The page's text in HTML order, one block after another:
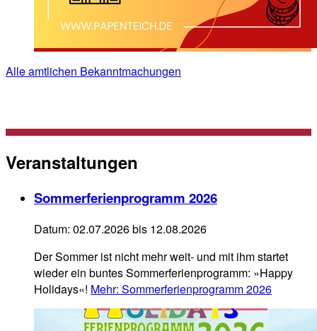
Alle amtlichen Bekanntmachungen
Veranstaltungen
Sommerferienprogramm 2026
Datum: 02.07.2026bis 12.08.2026
Der Sommer ist nicht mehr weit- und mit ihm startet
wieder ein buntes Sommerferienprogramm: »Happy
Holidays«! Mehr: Sommerferienprogramm 2026